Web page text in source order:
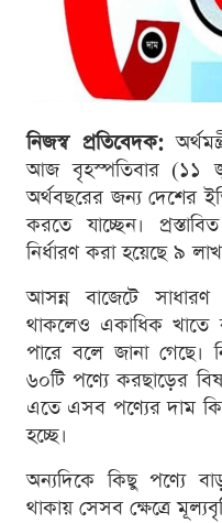
নিজস্ব প্রতিবেদক:
আজ বৃহস্পতিবার (১১
অর্থবছরের জন্য দেশের
করতে যাচ্ছেন।
নির্ধারণ করা হয়েছে ৯
আসন্ন বাজেটে
থাকলেও একাধিক
পারে বলে জানা গেছে।
৬০টি পণ্যে করছাড়ের
এতে এসব পণ্যের দাম
হচ্ছে।
অন্যদিকে কিছু পণ্যে
থাকায় সেসব ক্ষেত্রে